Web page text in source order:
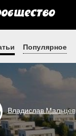
Популярное
ВладиславМальцев